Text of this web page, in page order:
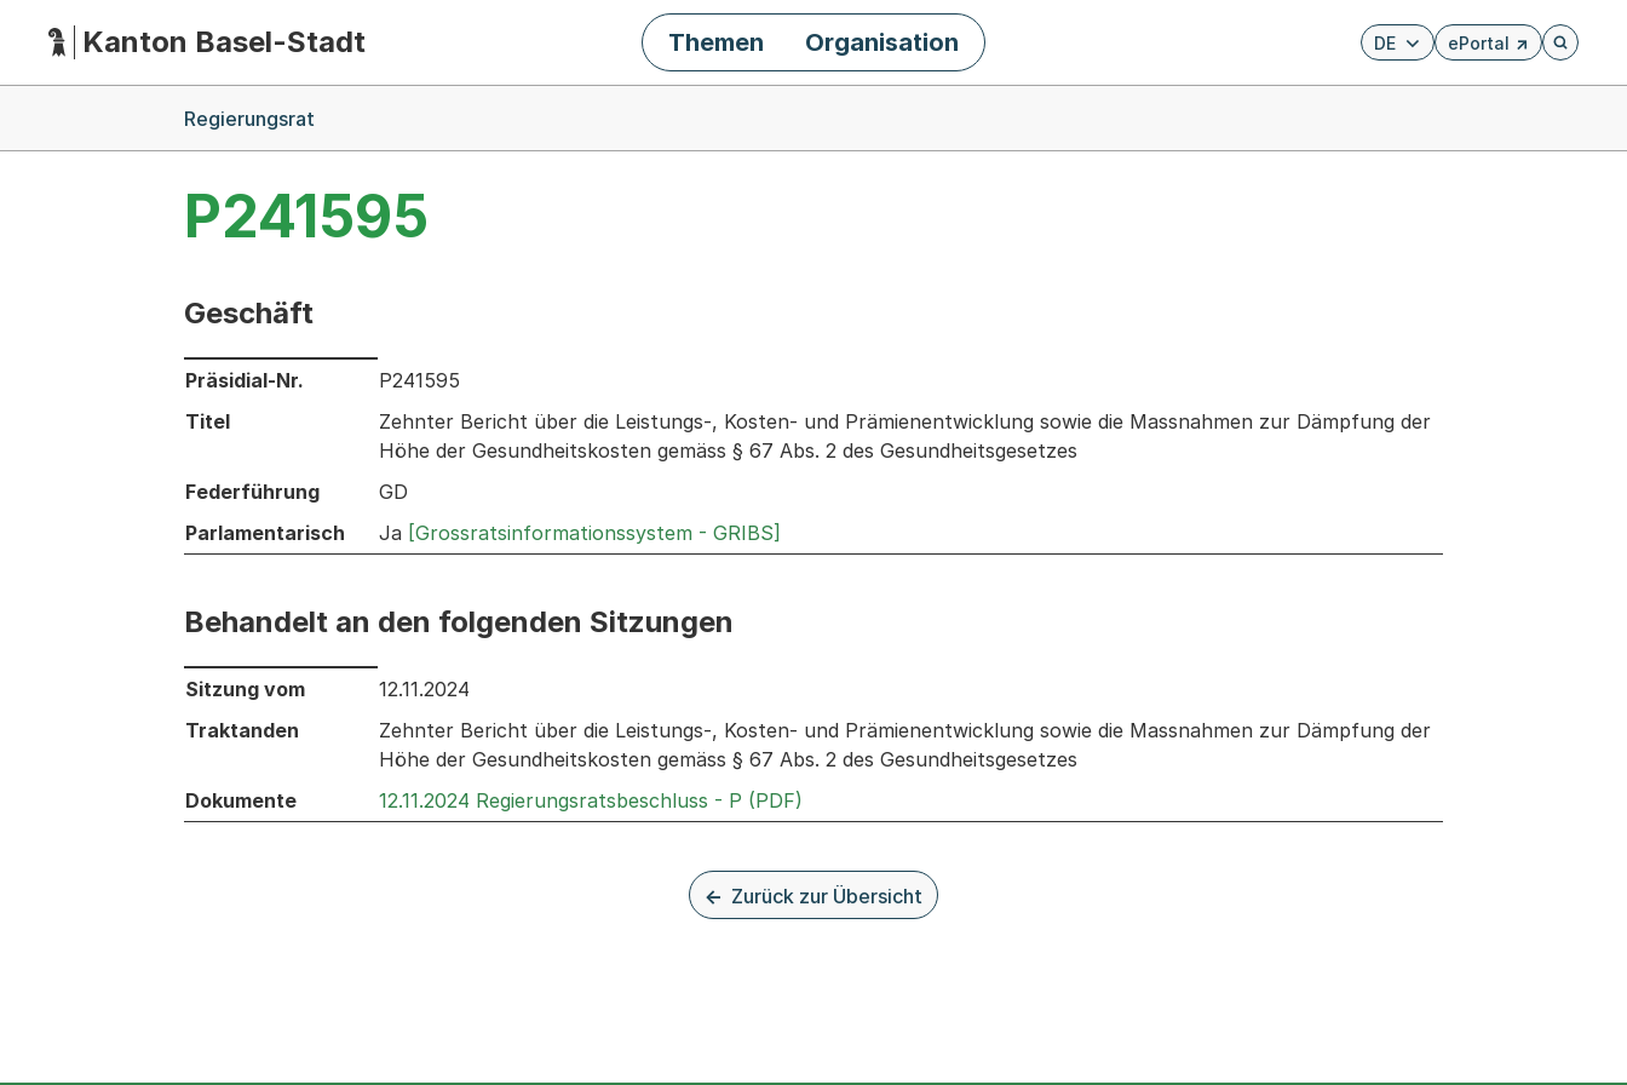
HauptnavigationKanton Basel-Stadt DE ePortal
Externer Link, wird in
Öffnet
Themen Organisation
Regierungsrat
P241595
Geschäft
Informationen zum Ausgewählten Geschäft
Präsidial-Nr.
P241595
Titel
Zehnter Bericht über die Leistungs-, Kosten- und Prämienentwicklung sowie die Massnahmen zur Dämpfung der
Höhe der Gesundheitskosten gemäss § 67 Abs. 2 des Gesundheitsgesetzes
Federführung
GD
Parlamentarisch
Ja [Grossratsinformationssystem - GRIBS]
Behandelt an den folgenden Sitzungen
Behandelt an den folgenden Sitzungen: Informationen zu den Sitzungen zum Geschäft
Sitzung vom
12.11.2024
Traktanden
Zehnter Bericht über die Leistungs-, Kosten- und Prämienentwicklung sowie die Massnahmen zur Dämpfung der
Höhe der Gesundheitskosten gemäss § 67 Abs. 2 des Gesundheitsgesetzes
Dokumente
12.11.2024 Regierungsratsbeschluss - P (PDF)
Zurück zur Übersicht